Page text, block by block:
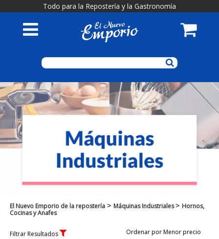
Todo para la Repostería y la Gastronomía
El Nuevo Emporio de la repostería > Máquinas Industriales> Hornos,
Cocinas y Anafes
Filtrar Resultados Ordenar por Menor precio